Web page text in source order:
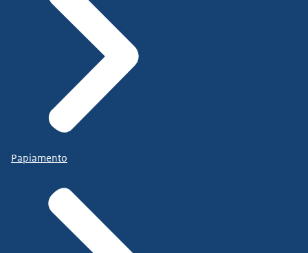
Papiamento